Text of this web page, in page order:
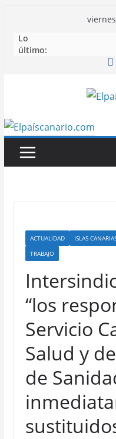
contenido
Lo
último:
ACTUALIDAD ISLAS
TRABAJO
“los
Servicio
Salud y
de